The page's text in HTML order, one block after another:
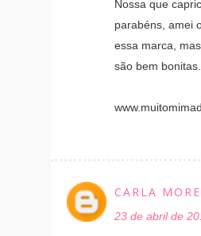
Nossa que
parabéns, amei
essa marca,
são bem bonitas.
CARLA
23 de abril de